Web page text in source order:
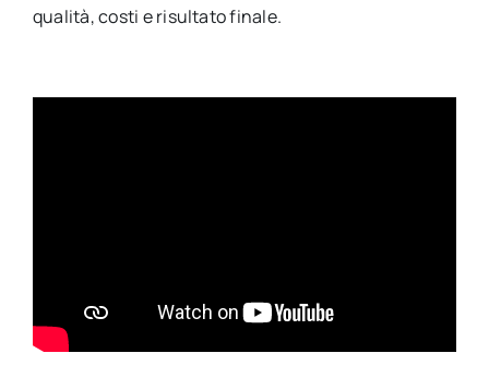
qualità, costi e risultato finale.